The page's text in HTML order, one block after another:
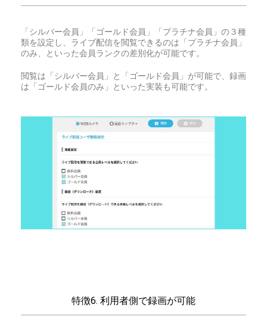
「シルバー会員」「ゴールド会員」「プラチナ会員」の３種
類を設定し、ライブ配信を閲覧できるのは「プラチナ会員」
のみ、といった会員ランクの差別化が可能です。
閲覧は「シルバー会員」と「ゴールド会員」が可能で、録画
は「ゴールド会員のみ」といった実装も可能です。
特徴6. 利用者側で録画が可能